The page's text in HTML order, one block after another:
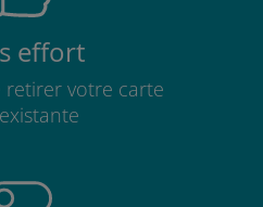
effort
retirer votre carte